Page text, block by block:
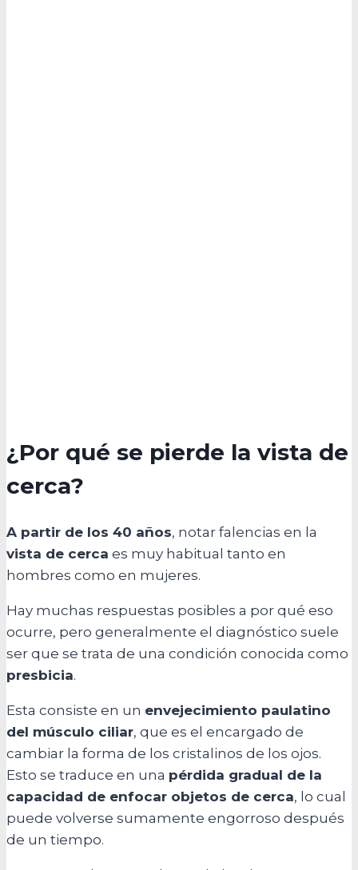
¿Por qué se pierde la vista de
cerca?
A partir de los 40 años, notar falencias en la
vista de cerca es muy habitual tanto en
hombres como en mujeres.
Hay muchas respuestas posibles a por qué eso
ocurre, pero generalmente el diagnóstico suele
ser que se trata de una condición conocida como
presbicia.
Esta consiste en un envejecimiento paulatino
del músculo ciliar, que es el encargado de
cambiar la forma de los cristalinos de los ojos.
Esto se traduce en una pérdida gradual de la
capacidad de enfocar objetos de cerca, lo cual
puede volverse sumamente engorroso después
de un tiempo.